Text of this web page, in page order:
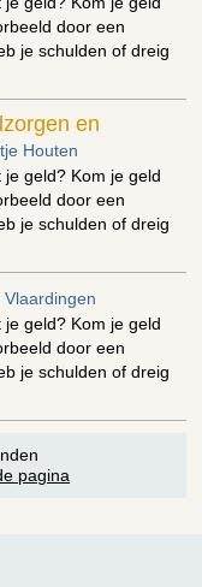
door een
je schulden of dreig
en
Houten
geld? Kom je geld
door een
je schulden of dreig
geld? Kom je geld
door een
je schulden of dreig
pagina